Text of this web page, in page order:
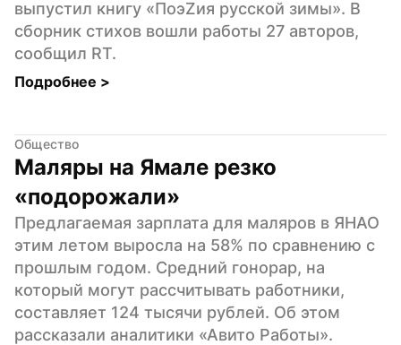
выпустил книгу «ПоэZия русской зимы». В
сборник стихов вошли работы 27 авторов,
сообщил RT.
Подробнее >
Общество
Маляры на Ямале резко
«подорожали»
Предлагаемая зарплата для маляров в ЯНАО
этим летом выросла на 58% по сравнению с
прошлым годом. Средний гонорар, на
который могут рассчитывать работники,
составляет 124 тысячи рублей. Об этом
рассказали аналитики «Авито Работы».